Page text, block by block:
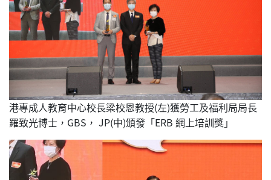
港專成人教育中心校長梁校恩教授(左)獲勞工及福利局局長
羅致光博士，GBS， JP(中)頒發「ERB 網上培訓獎」